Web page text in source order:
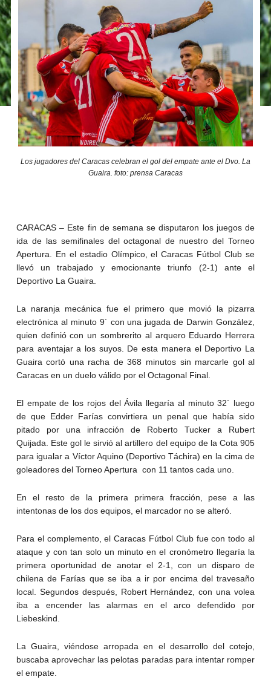
Los jugadores del Caracas celebran el gol del empate ante el Dvo. La
Guaira. foto: prensa Caracas
CARACAS – Este fin de semana se disputaron los juegos de
ida de las semifinales del octagonal de nuestro del Torneo
Apertura. En el estadio Olímpico, el Caracas Fútbol Club se
llevó un trabajado y emocionante triunfo (2-1) ante el
Deportivo La Guaira.
La naranja mecánica fue el primero que movió la pizarra
electrónica al minuto 9´ con una jugada de Darwin González,
quien definió con un sombrerito al arquero Eduardo Herrera
para aventajar a los suyos. De esta manera el Deportivo La
Guaira cortó una racha de 368 minutos sin marcarle gol al
Caracas en un duelo válido por el Octagonal Final.
El empate de los rojos del Ávila llegaría al minuto 32´ luego
de que Edder Farías convirtiera un penal que había sido
pitado por una infracción de Roberto Tucker a Rubert
Quijada. Este gol le sirvió al artillero del equipo de la Cota 905
para igualar a Víctor Aquino (Deportivo Táchira) en la cima de
goleadores del Torneo Apertura con 11 tantos cada uno.
En el resto de la primera primera fracción, pese a las
intentonas de los dos equipos, el marcador no se alteró.
Para el complemento, el Caracas Fútbol Club fue con todo al
ataque y con tan solo un minuto en el cronómetro llegaría la
primera oportunidad de anotar el 2-1, con un disparo de
chilena de Farías que se iba a ir por encima del travesaño
local. Segundos después, Robert Hernández, con una volea
iba a encender las alarmas en el arco defendido por
Liebeskind.
La Guaira, viéndose arropada en el desarrollo del cotejo,
buscaba aprovechar las pelotas paradas para intentar romper
el empate.